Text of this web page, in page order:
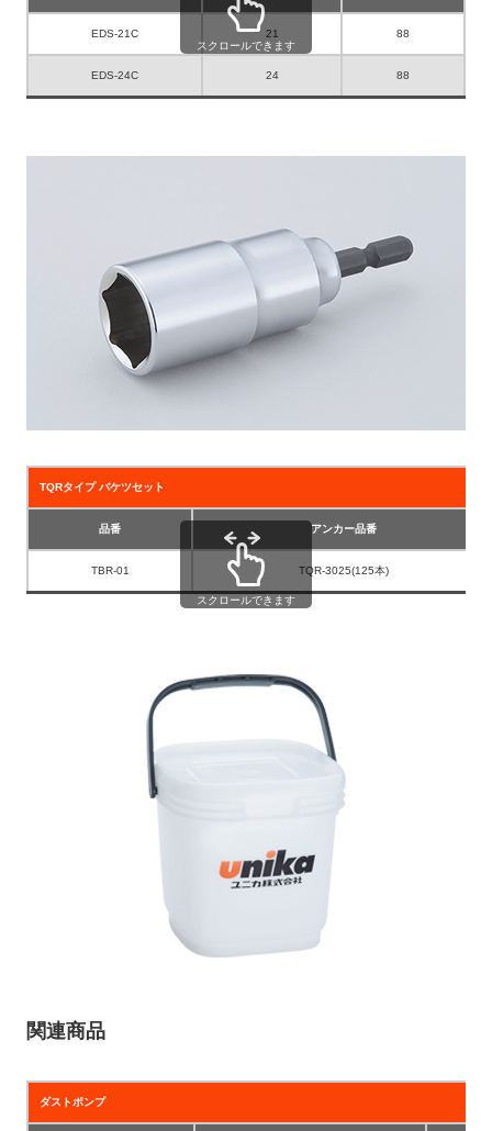
EDS-21C 21 88
EDS-24C 24 88
スクロールできます
TQRタイプ バケツセット
品番 アンカー品番
TBR-01 TQR-3025(125本)
スクロールできます
関連商品
ダストポンプ